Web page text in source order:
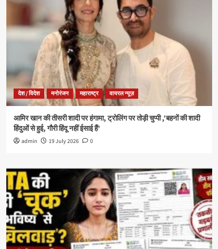
देश / विदेश मनोरंजन महाराष्ट्र वायरल न्यूज़
आमिर खान की तीसरी शादी पर हंगामा, ट्रोलिंग पर तोड़ी चुप्पी ,’बहनों की शादी
हिंदुओं से हुई, गौरी हिंदू नहीं ईसाई हैं’
admin 19 July 2026 0